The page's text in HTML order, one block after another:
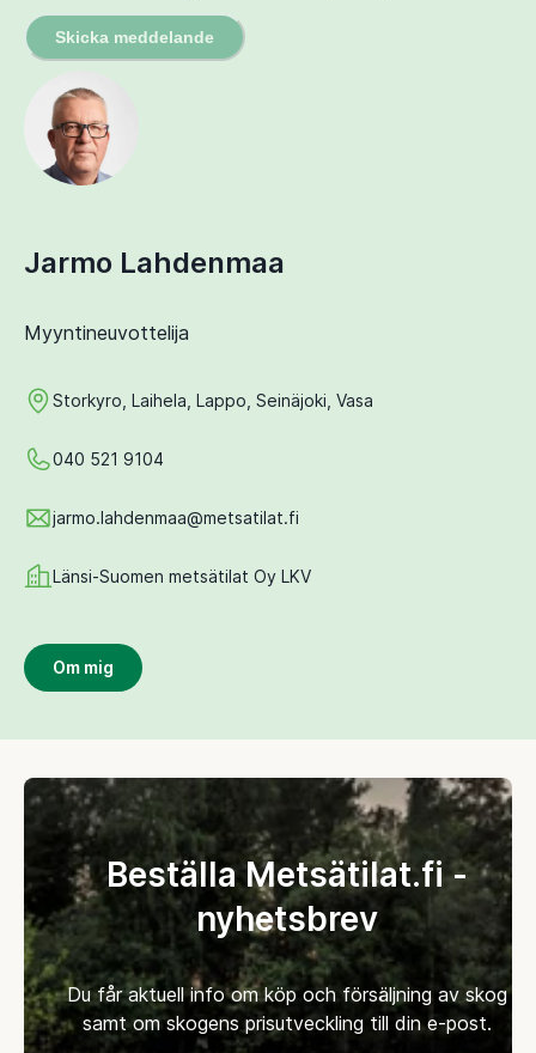
Skicka meddelande
Jarmo Lahdenmaa
Myyntineuvottelija
Storkyro, Laihela, Lappo, Seinäjoki, Vasa
040 521 9104
jarmo.lahdenmaa@metsatilat.fi
Länsi-Suomen metsätilat Oy LKV
Om mig
Beställa Metsätilat.fi -
nyhetsbrev
Du får aktuell info om köp och försäljning av skog
samt om skogens prisutveckling till din e-post.